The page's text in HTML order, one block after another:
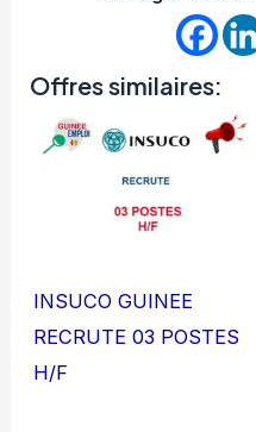
Offres similaires:
INSUCO GUINEE
RECRUTE 03 POSTES
H/F